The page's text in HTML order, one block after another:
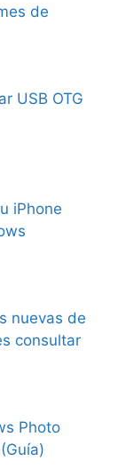
de
USB OTG
iPhone
nuevas de
consultar
Photo